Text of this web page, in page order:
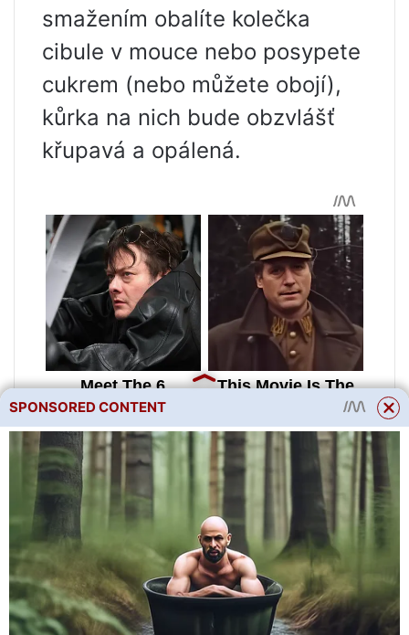
smažením obalíte kolečka
cibule v mouce nebo posypete
cukrem (nebo můžete obojí),
kůrka na nich bude obzvlášť
křupavá a opálená.
SPONSORED CONTENT